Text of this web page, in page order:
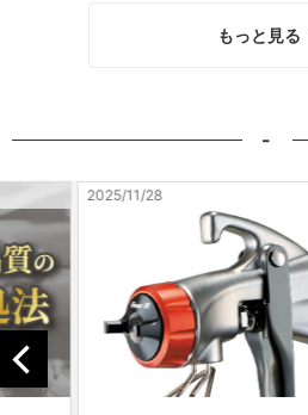
もっと見る
-
2025/11/28